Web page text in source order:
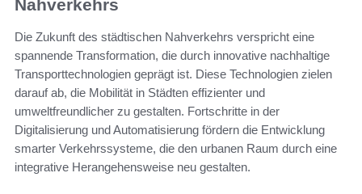
Nahverkehrs
Die Zukunft des städtischen Nahverkehrs verspricht eine
spannende Transformation, die durch innovative nachhaltige
Transporttechnologien geprägt ist. Diese Technologien zielen
darauf ab, die Mobilität in Städten effizienter und
umweltfreundlicher zu gestalten. Fortschritte in der
Digitalisierung und Automatisierung fördern die Entwicklung
smarter Verkehrssysteme, die den urbanen Raum durch eine
integrative Herangehensweise neu gestalten.